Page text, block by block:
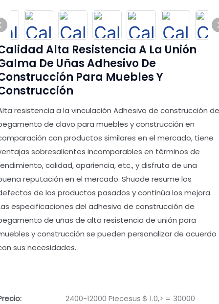
Alta Resistencia A La Unión
De Uñas Adhesivo De
Para Muebles Y
resistencia a la vinculación Adhesivo de construcción de
de clavo para muebles y construcción en
con productos similares en el mercado, tiene
sobresalientes incomparables en términos de
calidad, apariencia, etc., y disfruta de una
reputación en el mercado. Shuode resume los
de los productos pasados y continúa los mejora.
especificaciones del adhesivo de construcción de
de uñas de alta resistencia de unión para
y construcción se pueden personalizar de acuerdo
sus necesidades.
2400-12000 Piecesus $ 1.0,> = 30000